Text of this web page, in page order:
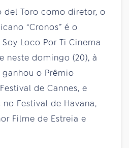
del Toro como diretor, o
“Cronos” é o
Loco Por Ti Cinema
neste domingo (20), à
o Prêmio
de Cannes, e
Festival de Havana,
Filme de Estreia e